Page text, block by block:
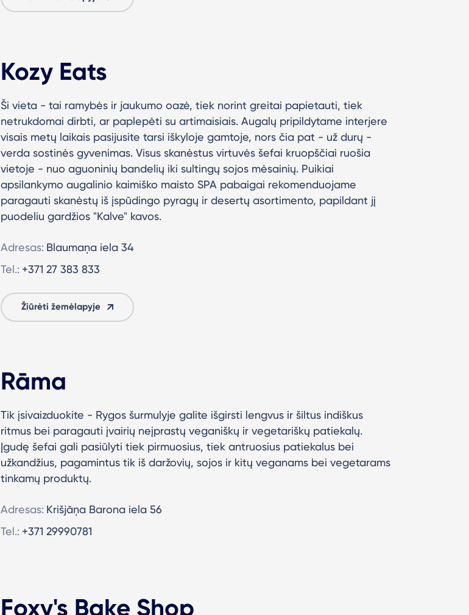
Kozy Eats
Ši vieta - tai ramybės ir jaukumo oazė, tiek norint greitai papietauti, tiek
netrukdomai dirbti, ar paplepėti su artimaisiais. Augalų pripildytame interjere
visais metų laikais pasijusite tarsi iškyloje gamtoje, nors čia pat - už durų -
verda sostinės gyvenimas. Visus skanėstus virtuvės šefai kruopščiai ruošia
vietoje - nuo aguoninių bandelių iki sultingų sojos mėsainių. Puikiai
apsilankymo augalinio kaimiško maisto SPA pabaigai rekomenduojame
paragauti skanėstų iš įspūdingo pyragų ir desertų asortimento, papildant jį
puodeliu gardžios "Kalve" kavos.
Adresas: Blaumaņa iela 34
Tel.: +371 27 383 833
Žiūrėti žemėlapyje
Rāma
Tik įsivaizduokite - Rygos šurmulyje galite išgirsti lengvus ir šiltus indiškus
ritmus bei paragauti įvairių neįprastų veganiškų ir vegetariškų patiekalų.
Įgudę šefai gali pasiūlyti tiek pirmuosius, tiek antruosius patiekalus bei
užkandžius, pagamintus tik iš daržovių, sojos ir kitų veganams bei vegetarams
tinkamų produktų.
Adresas: Krišjāņa Barona iela 56
Tel.: +371 29990781
Foxy's Bake Shop